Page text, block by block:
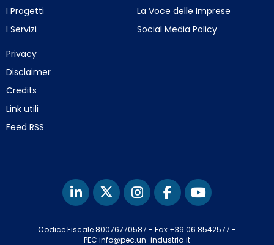
I Progetti
I Servizi
La Voce delle Imprese
Social Media Policy
Privacy
Disclaimer
Credits
Link utili
Feed RSS
Codice Fiscale 80076770587 - Fax +39 06 8542577 -
PEC info@pec.un-industria.it